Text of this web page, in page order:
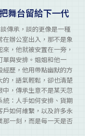
舞台留給下一代
傳承，談的更像是一種
辦公室出入，那不是象
，他就被安置在一旁，
與安排。姐姐和他一
歷，他用帶點幽默的方
，語氣輕鬆，卻也清楚
，傳承生意不是某天忽
：人手如何安排、貨期
如何維繫，以及許多永
一刻，而是每一天是否